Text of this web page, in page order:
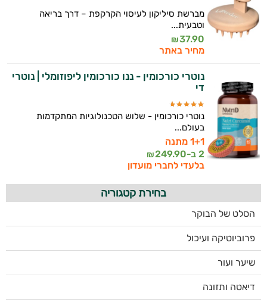
מברשת סיליקון לעיסוי הקרקפת – דרך בריאה
וטבעית...
37.90
₪
מחיר באתר
נוטרי כורכומין - ננו כורכומין ליפוזומלי | נוטרי
די
נוטרי כורכומין - שלוש הטכנולוגיות המתקדמות
בעולם...
1+1 מתנה
2 ב-
249.90
₪
בלעדי לחברי מועדון
בחירת קטגוריה
הסלט של הבוקר
פרוביוטיקה ועיכול
שיער ועור
דיאטה ותזונה